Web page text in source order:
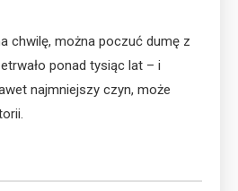
chwilę, można poczuć dumę z
ponad tysiąc lat – i
najmniejszy czyn, może